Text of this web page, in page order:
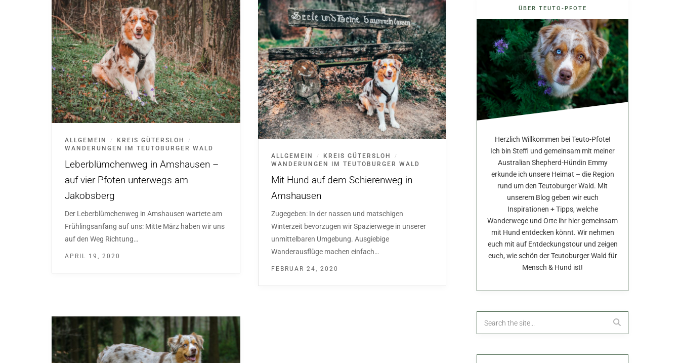
ALLGEMEIN / KREIS GÜTERSLOH /
WANDERUNGEN IM TEUTOBURGER WALD
Leberblümchenweg in Amshausen –
auf vier Pfoten unterwegs am
Jakobsberg
Der Leberblümchenweg in Amshausen wartete am
Frühlingsanfang auf uns: Mitte März haben wir uns
auf den Weg Richtung…
APRIL 19, 2020
ALLGEMEIN / KREIS GÜTERSLOH /
WANDERUNGEN IM TEUTOBURGER WALD
Mit Hund auf dem Schierenweg in
Amshausen
Zugegeben: In der nassen und matschigen
Winterzeit bevorzugen wir Spazierwege in unserer
unmittelbaren Umgebung. Ausgiebige
Wanderausflüge machen einfach…
FEBRUAR 24, 2020
ÜBER TEUTO-PFOTE
Herzlich Willkommen bei Teuto-Pfote!
Ich bin Steffi und gemeinsam mit meiner
Australian Shepherd-Hündin Emmy
erkunde ich unsere Heimat – die Region
rund um den Teutoburger Wald. Mit
unserem Blog geben wir euch
Inspirationen + Tipps, welche
Wanderwege und Orte ihr hier gemeinsam
mit Hund entdecken könnt. Wir nehmen
euch mit auf Entdeckungstour und zeigen
euch, wie schön der Teutoburger Wald für
Mensch & Hund ist!